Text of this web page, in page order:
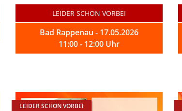
LEIDER SCHON VORBEI
Bad Rappenau - 17.05.2026
11:00 - 12:00 Uhr
LEIDER SCHON VORBEI